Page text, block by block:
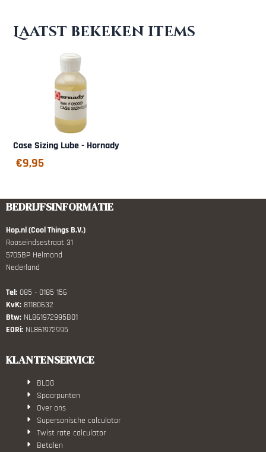
Laatst bekeken items
Case Sizing Lube - Hornady
€9,95
BEDRIJFSINFORMATIE
Hop.nl (Cool Things B.V.)
Rooseindsestraat 31
5705BP Helmond
Nederland
Tel: 085 - 0185 156
KvK: 81180632
Btw: NL861972995B01
EORi: NL861972995
KLANTENSERVICE
BLOG
Spaarpunten
Over ons
Supersonische calculator
Twist rate calculator
Betalen